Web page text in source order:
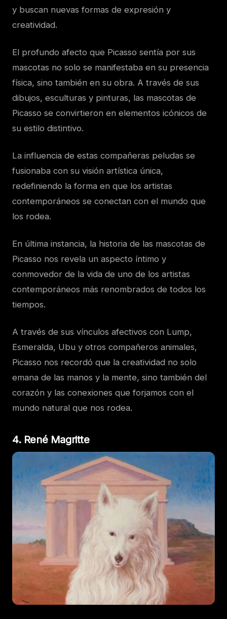
y buscan nuevas formas de expresión y
creatividad.
El profundo afecto que Picasso sentía por sus
mascotas no solo se manifestaba en su presencia
física, sino también en su obra. A través de sus
dibujos, esculturas y pinturas, las mascotas de
Picasso se convirtieron en elementos icónicos de
su estilo distintivo.
La influencia de estas compañeras peludas se
fusionaba con su visión artística única,
redefiniendo la forma en que los artistas
contemporáneos se conectan con el mundo que
los rodea.
En última instancia, la historia de las mascotas de
Picasso nos revela un aspecto íntimo y
conmovedor de la vida de uno de los artistas
contemporáneos más renombrados de todos los
tiempos.
A través de sus vínculos afectivos con Lump,
Esmeralda, Ubu y otros compañeros animales,
Picasso nos recordó que la creatividad no solo
emana de las manos y la mente, sino también del
corazón y las conexiones que forjamos con el
mundo natural que nos rodea.
4. René Magritte